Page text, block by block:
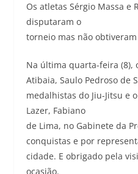
Os atletas Sérgio Massa e
disputaram o
torneio mas não obtiveram
Na última quarta-feira (8),
Atibaia, Saulo Pedroso de
medalhistas do Jiu-Jitsu e
Lazer, Fabiano
de Lima, no Gabinete da
conquistas e por
cidade. E obrigado pela
ocasião.